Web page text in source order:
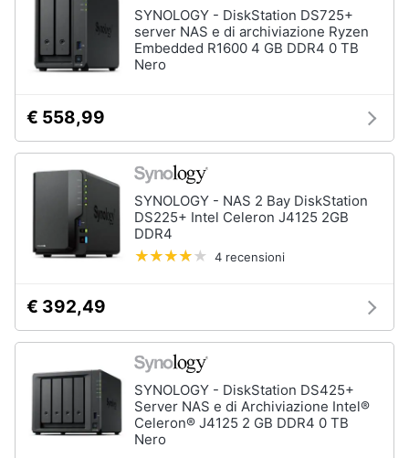
Audio
musica
Arredo
Brico
Giardinaggio
e
Beauty
Giocattoli
SYNOLOGY - DiskStation DS725+
server NAS e di archiviazione Ryzen
Embedded R1600 4 GB DDR4 0 TB
Nero
€ 558,99
SYNOLOGY - NAS 2 Bay DiskStation
DS225+ Intel Celeron J4125 2GB
DDR4
4 recensioni
€ 392,49
SYNOLOGY - DiskStation DS425+
Server NAS e di Archiviazione Intel®
Celeron® J4125 2 GB DDR4 0 TB
Nero